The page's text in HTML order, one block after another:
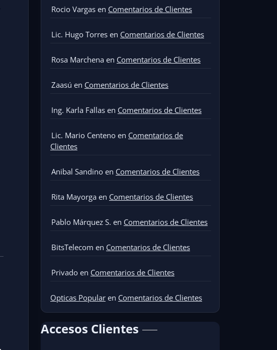
Rocio Vargas en Comentarios de Clientes
Lic. Hugo Torres en Comentarios de Clientes
Rosa Marchena en Comentarios de Clientes
Zaasú en Comentarios de Clientes
Ing. Karla Fallas en Comentarios de Clientes
Lic. Mario Centeno en Comentarios de
Clientes
Anibal Sandino en Comentarios de Clientes
Rita Mayorga en Comentarios de Clientes
Pablo Márquez S. en Comentarios de Clientes
BitsTelecom en Comentarios de Clientes
Privado en Comentarios de Clientes
Opticas Popular en Comentarios de Clientes
Accesos Clientes